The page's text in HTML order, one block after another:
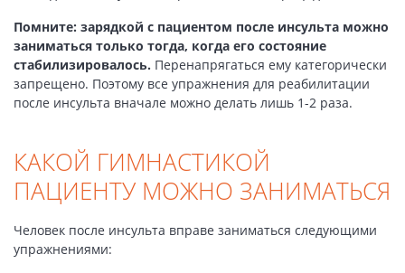
Помните: зарядкой с пациентом после инсульта можно
заниматься только тогда, когда его состояние
стабилизировалось. Перенапрягаться ему категорически
запрещено. Поэтому все упражнения для реабилитации
после инсульта вначале можно делать лишь 1-2 раза.
КАКОЙ ГИМНАСТИКОЙ
ПАЦИЕНТУ МОЖНО ЗАНИМАТЬСЯ
Человек после инсульта вправе заниматься следующими
упражнениями: